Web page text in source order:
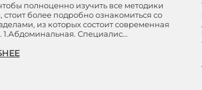
полноценно изучить все методики
стоит более подробно ознакомиться со
из которых состоит современная
1.Абдоминальная. Специалис…